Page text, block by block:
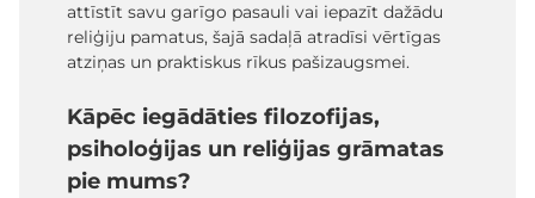
attīstīt savu garīgo pasauli vai iepazīt dažādu
reliģiju pamatus, šajā sadaļā atradīsi vērtīgas
atziņas un praktiskus rīkus pašizaugsmei.
Kāpēc iegādāties filozofijas,
psiholoģijas un reliģijas grāmatas
pie mums?